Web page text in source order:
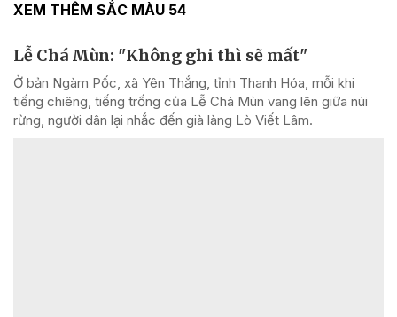
XEM THÊM SẮC MÀU 54
Lễ Chá Mùn: "Không ghi thì sẽ mất"
Ở bản Ngàm Pốc, xã Yên Thắng, tỉnh Thanh Hóa, mỗi khi
tiếng chiêng, tiếng trống của Lễ Chá Mùn vang lên giữa núi
rừng, người dân lại nhắc đến già làng Lò Viết Lâm.